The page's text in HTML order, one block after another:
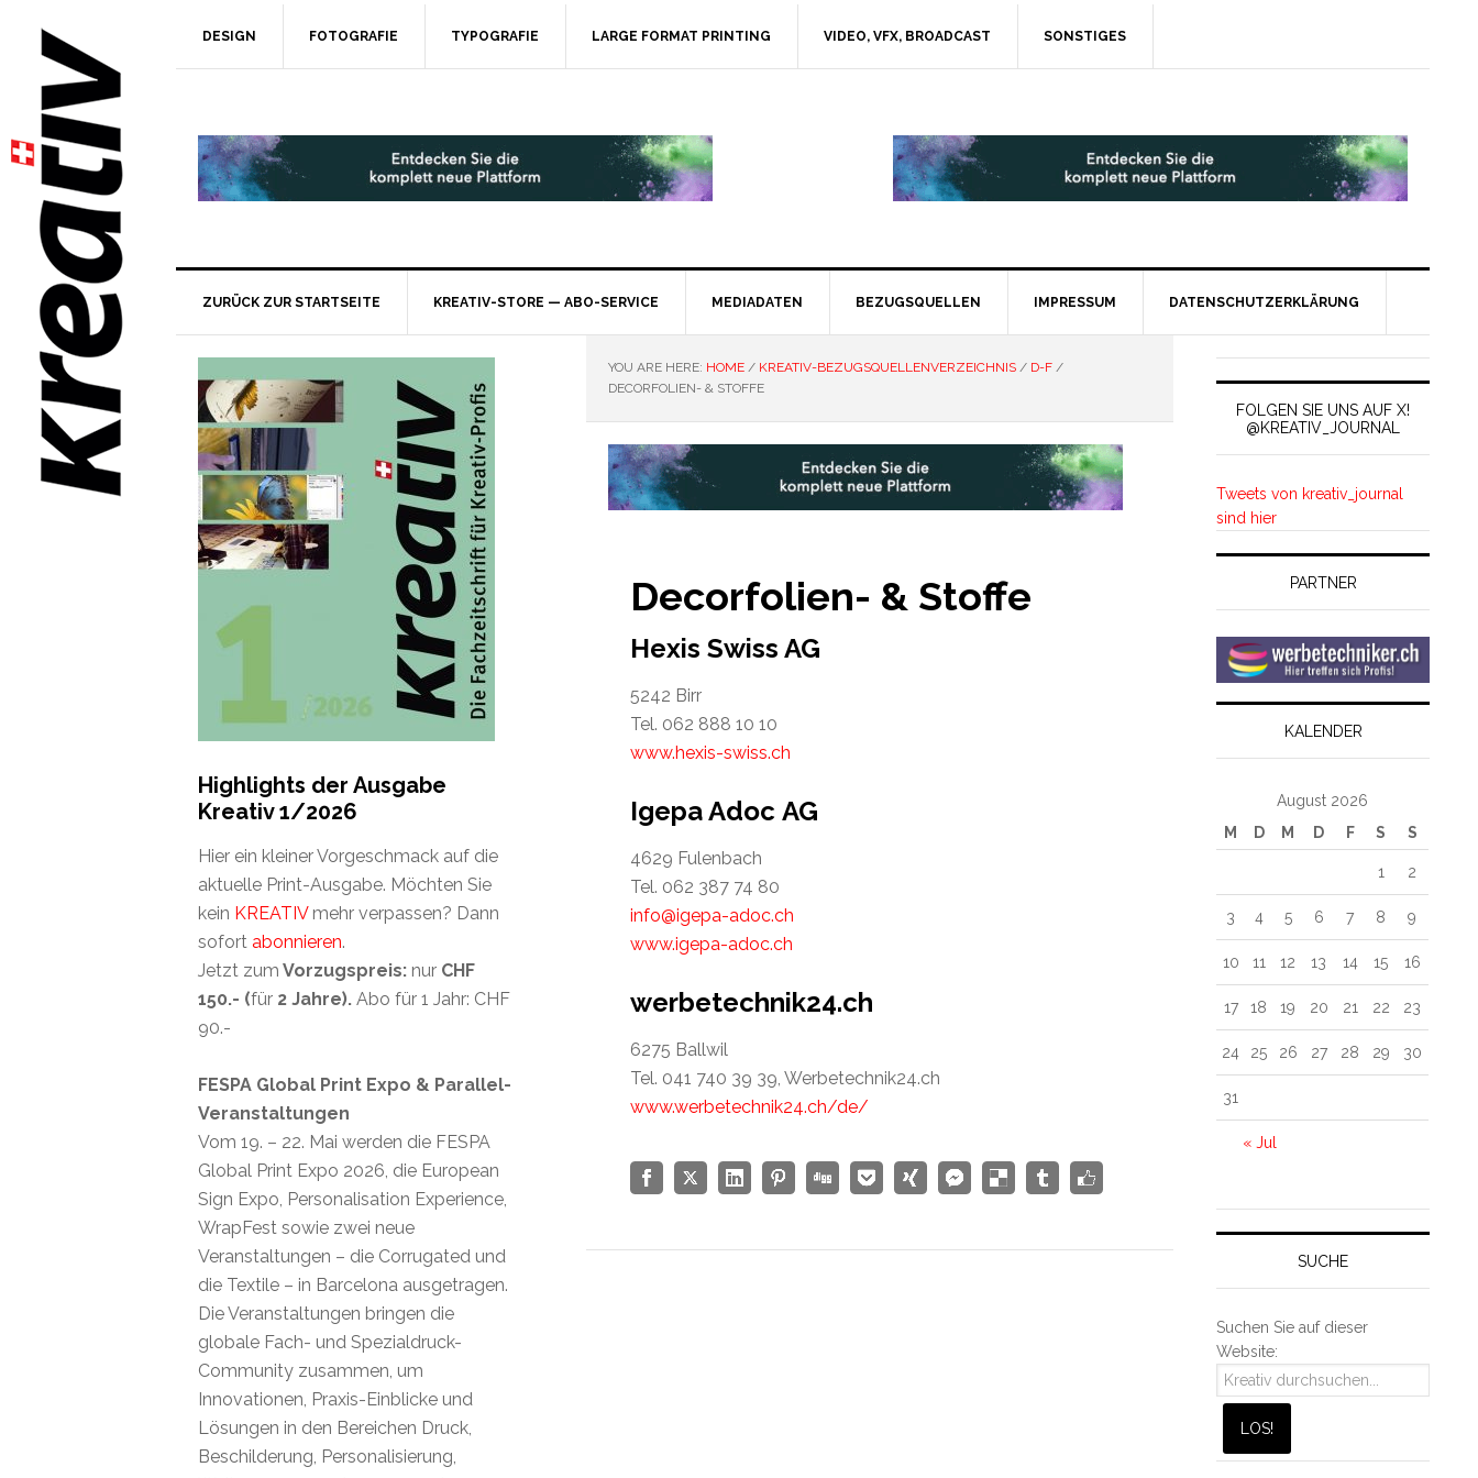
DESIGN FOTOGRAFIE TYPOGRAFIE LARGE FORMAT PRINTING VIDEO, VFX, BROADCAST SONSTIGES
ZURÜCK ZUR STARTSEITE KREATIV-STORE — ABO-SERVICE MEDIADATEN BEZUGSQUELLEN IMPRESSUM DATENSCHUTZERKLÄRUNG
YOU ARE HERE: HOME / KREATIV-BEZUGSQUELLENVERZEICHNIS / D-F /
DECORFOLIEN- & STOFFE
Decorfolien- & Stoffe
Hexis Swiss AG
5242 Birr
Tel. 062 888 10 10
www.hexis-swiss.ch
Igepa Adoc AG
4629 Fulenbach
Tel. 062 387 74 80
info@igepa-adoc.ch
www.igepa-adoc.ch
werbetechnik24.ch
6275 Ballwil
Tel. 041 740 39 39, Werbetechnik24.ch
www.werbetechnik24.ch/de/
FOLGEN SIE UNS AUF X!
@KREATIV_JOURNAL
Tweets von kreativ_journal
sind hier
PARTNER
KALENDER
August 2026
M
D M D F S S
« Jul
1 2
3 4 5 6 7 8 9
10 11 12 13 14 15 16
17 18 19 20 21 22 23
24 25 26 27 28 29 30
31
SUCHE
Suchen Sie auf dieser
Website:
Highlights der Ausgabe
Kreativ 1/2026
Hier ein kleiner Vorgeschmack auf die
aktuelle Print-Ausgabe. Möchten Sie
kein KREATIVmehr verpassen? Dann
sofort abonnieren.
Jetzt zum Vorzugspreis: nur CHF
150.- (für 2 Jahre). Abo für 1 Jahr: CHF
90.-
FESPA Global Print Expo & Parallel-
Veranstaltungen
Vom 19. – 22. Mai werden die FESPA
Global Print Expo 2026, die European
Sign Expo, Personalisation Experience,
WrapFest sowie zwei neue
Veranstaltungen – die Corrugated und
die Textile – in Barcelona ausgetragen.
Die Veranstaltungen bringen die
globale Fach- und Spezialdruck-
Community zusammen, um
Innovationen, Praxis-Einblicke und
Lösungen in den Bereichen Druck,
Beschilderung, Personalisierung,